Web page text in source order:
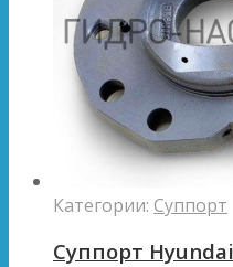
Категории: Суппорт
Суппорт